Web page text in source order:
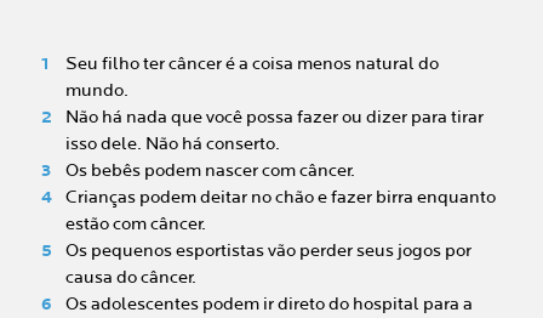
Seu filho ter câncer é a coisa menos natural do
mundo.
Não há nada que você possa fazer ou dizer para tirar
isso dele. Não há conserto.
Os bebês podem nascer com câncer.
Crianças podem deitar no chão e fazer birra enquanto
estão com câncer.
Os pequenos esportistas vão perder seus jogos por
causa do câncer.
Os adolescentes podem ir direto do hospital para a